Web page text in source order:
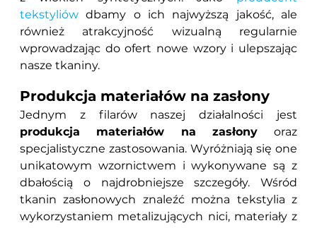
tekstyliów dbamy o ich najwyższą jakość, ale
również atrakcyjność wizualną regularnie
wprowadzając do ofert nowe wzory i ulepszając
nasze tkaniny.
Produkcja materiałów na zasłony
Jednym z filarów naszej działalności jest
produkcja materiałów na zasłony oraz
specjalistyczne zastosowania. Wyróżniają się one
unikatowym wzornictwem i wykonywane są z
dbałością o najdrobniejsze szczegóły. Wśród
tkanin zasłonowych znaleźć można tekstylia z
wykorzystaniem metalizujących nici, materiały z